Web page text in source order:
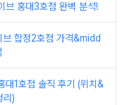
브 홍대3호점 완벽 분석!
브 합정2호점 가격&midd
대1호점 솔직 후기 (위치&
)